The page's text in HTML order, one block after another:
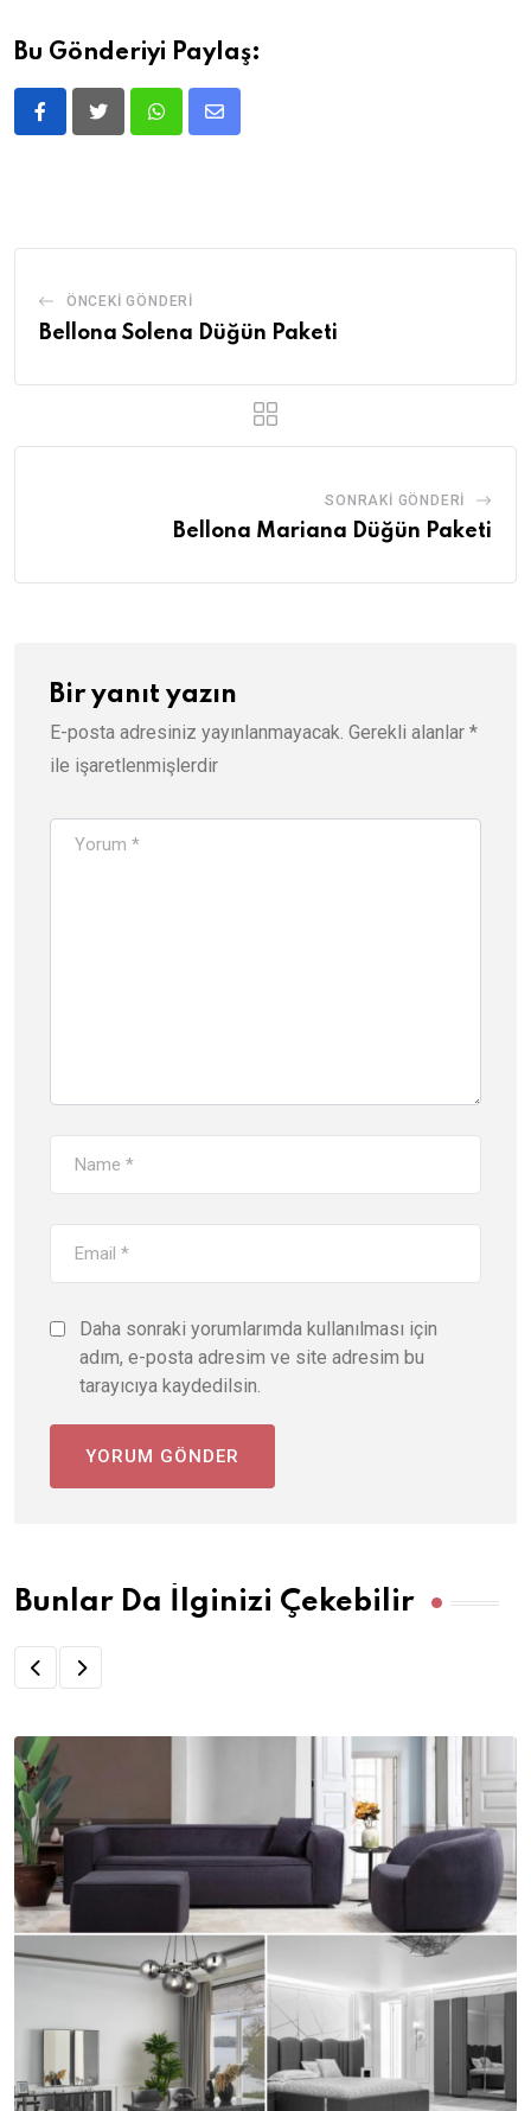
Bu Gönderiyi Paylaş:
ÖNCEKI GÖNDERI
Bellona Solena Düğün Paketi
SONRAKI GÖNDERI
Bellona Mariana Düğün Paketi
Bir yanıt yazın
E-posta adresiniz yayınlanmayacak. Gerekli alanlar *
ile işaretlenmişlerdir
Daha sonraki yorumlarımda kullanılması için
adım, e-posta adresim ve site adresim bu
tarayıcıya kaydedilsin.
Bunlar Da İlginizi Çekebilir